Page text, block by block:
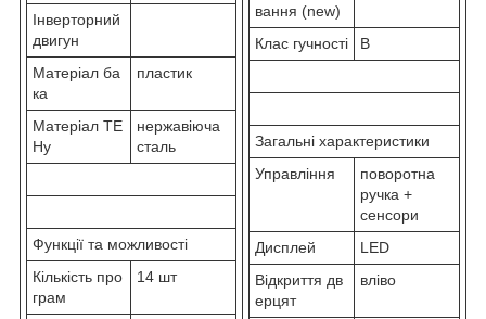
Інверторний
двигун
Матеріал ба
ка
пластик
Матеріал ТЕ
Ну
нержавіюча
сталь
Функції та можливості
Кількість про
грам
14 шт
вання (new)
Клас гучності B
Загальні характеристики
Управління
поворотна
ручка +
сенсори
Дисплей
LED
Відкриття дв
ерцят
вліво